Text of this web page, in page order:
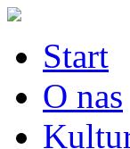
Start
O nas